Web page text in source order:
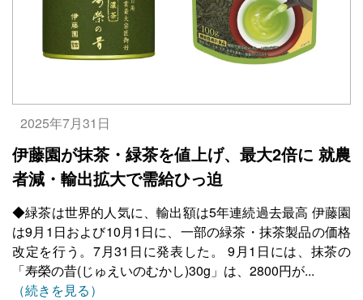
2025年7月31日
伊藤園が抹茶・緑茶を値上げ、最大2倍に 就農
者減・輸出拡大で需給ひっ迫
◆緑茶は世界的人気に、輸出額は5年連続過去最高 伊藤園
は9月1日および10月1日に、一部の緑茶・抹茶製品の価格
改定を行う。7月31日に発表した。 9月1日には、抹茶の
「寿榮の昔(じゅえいのむかし)30g」は、2800円が...
（続きを見る）